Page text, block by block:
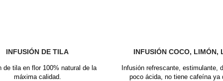
INFUSIÓN DE TILA
de tila en flor 100% natural de la
máxima calidad.
INFUSIÓN COCO, LIMÓN,
Infusión refrescante, estimulante,
poco ácida, no tiene cafeína ya